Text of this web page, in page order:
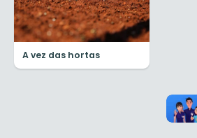
A vez das hortas